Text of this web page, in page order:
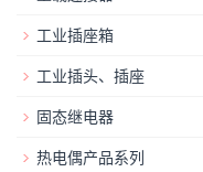
工业插座箱
工业插头、插座
固态继电器
热电偶产品系列